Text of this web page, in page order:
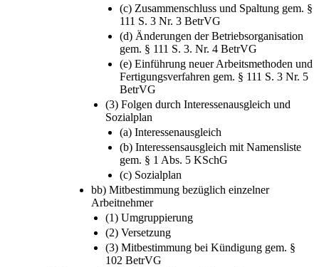
(c) Zusammenschluss und Spaltung gem. §
111 S. 3 Nr. 3 BetrVG
(d) Änderungen der Betriebsorganisation
gem. § 111 S. 3. Nr. 4 BetrVG
(e) Einführung neuer Arbeitsmethoden und
Fertigungsverfahren gem. § 111 S. 3 Nr. 5
BetrVG
(3) Folgen durch Interessenausgleich und
Sozialplan
(a) Interessenausgleich
(b) Interessensausgleich mit Namensliste
gem. § 1 Abs. 5 KSchG
(c) Sozialplan
bb) Mitbestimmung bezüglich einzelner
Arbeitnehmer
(1) Umgruppierung
(2) Versetzung
(3) Mitbestimmung bei Kündigung gem. §
102 BetrVG